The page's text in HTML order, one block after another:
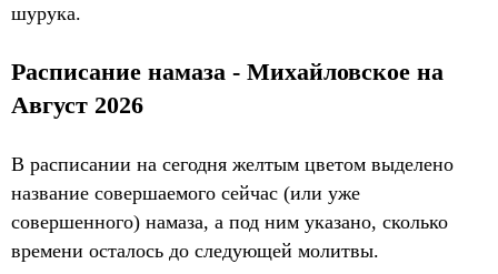
шурука.
Расписание намаза - Михайловское на
Август 2026
В расписании на сегодня желтым цветом выделено
название совершаемого сейчас (или уже
совершенного) намаза, а под ним указано, сколько
времени осталось до следующей молитвы.